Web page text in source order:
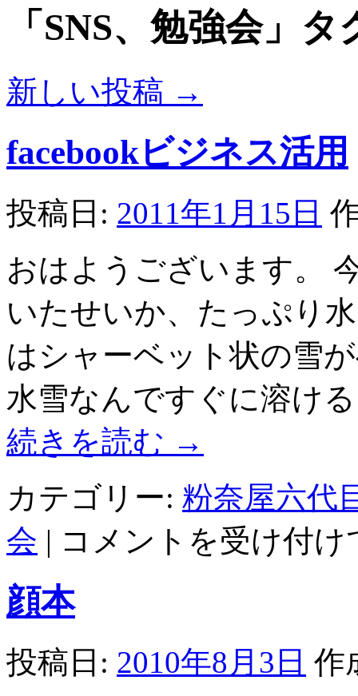
「 SNS、勉強会」タ
新しい投稿 →
facebookビジネス活用
投稿日: 2011年1月15日
おはようございます。
いたせいか、たっぷり
はシャーベット状の雪
水雪なんですぐに溶け
続きを読む →
カテゴリー: 粉奈屋六代
会 |
ス
活
コメントを受け付
顔本
投稿日: 2010年8月3日 作